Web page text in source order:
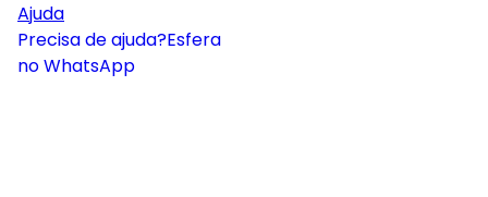
Ajuda
Precisa de ajuda?Esfera
no WhatsApp